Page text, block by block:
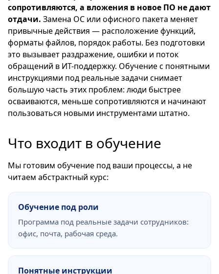
сопротивляются, а вложения в новое ПО не дают
отдачи. Замена ОС или офисного пакета меняет
привычные действия — расположение функций,
форматы файлов, порядок работы. Без подготовки
это вызывает раздражение, ошибки и поток
обращений в ИТ-поддержку. Обучение с понятными
инструкциями под реальные задачи снимает
большую часть этих проблем: люди быстрее
осваиваются, меньше сопротивляются и начинают
пользоваться новыми инструментами штатно.
Что входит в обучение
Мы готовим обучение под ваши процессы, а не
читаем абстрактный курс:
Обучение под роли
Программа под реальные задачи сотрудников:
офис, почта, рабочая среда.
Понятные инструкции